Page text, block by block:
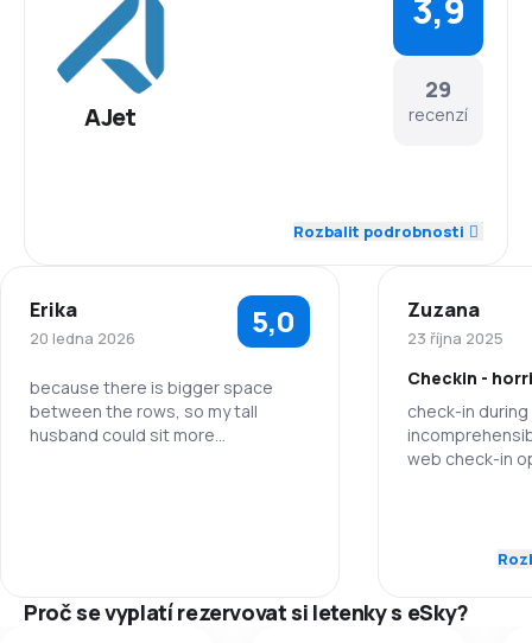
AJet
29
recenzí
3,9
Síť spojení 3,8
Ceny letenek 4,0
Komfort cestování 3,8
Rozbalit podrobnosti
Erika
20 ledna 2026 5,0
because there is bigger space
between the rows, so my tall
husband could sit more
Zuzana
23 října 2025
Checkin -
check-in during
web check-in
line with the
counters, they
at least one
Dochvilnost
Síť spojení
Proč se vyplatí rezervovat si letenky s eSky?